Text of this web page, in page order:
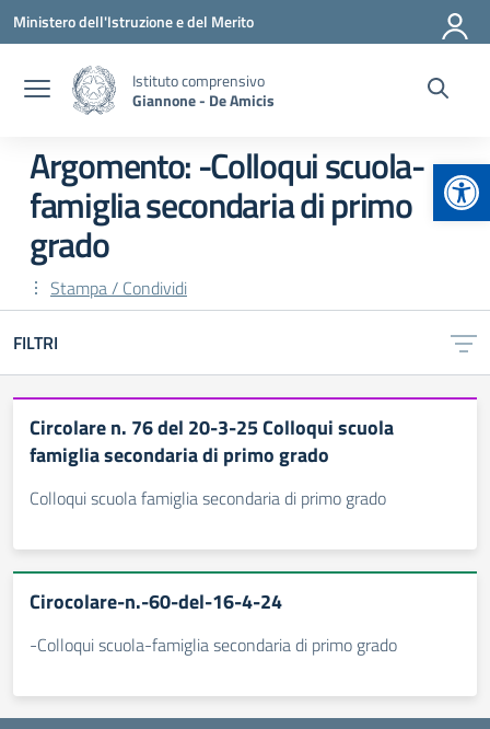
Vai ai contenuti
Vai al menu di navigazione
Vai al footer
Ministero dell'Istruzione e del Merito
Istituto comprensivo
Giannone - De Amicis
Argomento: -Colloqui scuola-
famiglia secondaria di primo
grado
Stampa / Condividi
FILTRI
Circolare n. 76 del 20-3-25 Colloqui scuola
famiglia secondaria di primo grado
Colloqui scuola famiglia secondaria di primo grado
Cirocolare-n.-60-del-16-4-24
-Colloqui scuola-famiglia secondaria di primo grado